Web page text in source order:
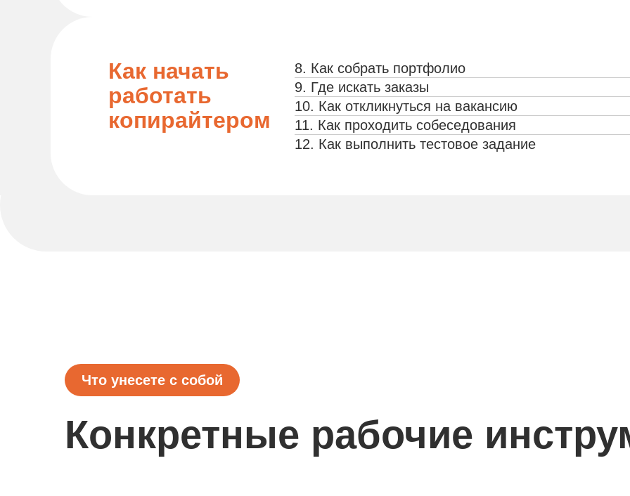
Как начать
работать
копирайтером
8. Как собрать портфолио
9. Где искать заказы
10. Как откликнуться на вакансию
11. Как проходить собеседования
12. Как выполнить тестовое задание
Конкретные рабочие
Что унесете с собой